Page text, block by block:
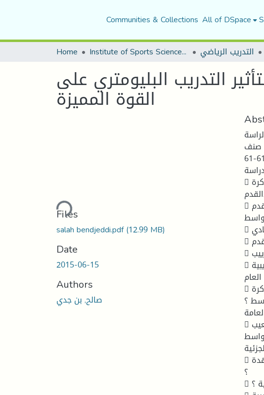
Communities & Collections All of DSpace
Home Institute of Sports Sciences and Techniques التدريب الرياضي
التدريب البليومتري على
القوة المميزة
Loading...
Files
salah bendjeddi.pdf(12.99 MB)
Date
2015-06-15
Authors
صالح, بن جدي
صنف
أواسط )61-61)
 التعرف على تأثري التدريب البليومرتي على القوة املميزة بالسرعة لالعيب كرة
القدم.
 الكشف عن أثر االتدريب البليومرتي على القوة اإلنفجارية لدى العيب كرة القدم
 الكشف على نسب التطور بني التدريب البليومرتي و التدريب العادي.
 التعرف على امهية استخدام التدريب البليومرتي يف كرة القدم.
 التعرف على كيفية تطبيق هذا األسلوب التدرييب.
 الوقوف على إمكانيات املادية و البشرية و مدى حتقيقها للربامج التدريبية.
:
 ما مدى تأثري التدريب البليومرتي على القوة املميزة بالسرعة لدى العيب كرة
؟
 التدريب البليومرتي يؤثر بشكل فعال على القوة املميزة بالسرعة لدى العيب
 ال توجد فروق ذات داللة احصائية بني االختبار القبلي والبعدي للعينة الشاهدة
؟
 توجد فروق ذات داللة احصائية بني االختبار القبلي والبعدي للعينة التجريبية ؟